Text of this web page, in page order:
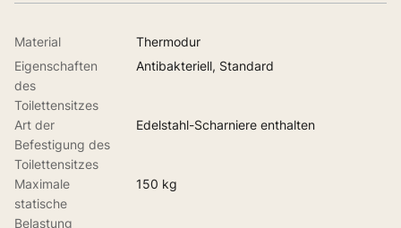
Material
Thermodur
Eigenschaften
des
Toilettensitzes
Antibakteriell, Standard
Art der
Befestigung des
Toilettensitzes
Edelstahl-Scharniere enthalten
Maximale
statische
Belastung
150 kg